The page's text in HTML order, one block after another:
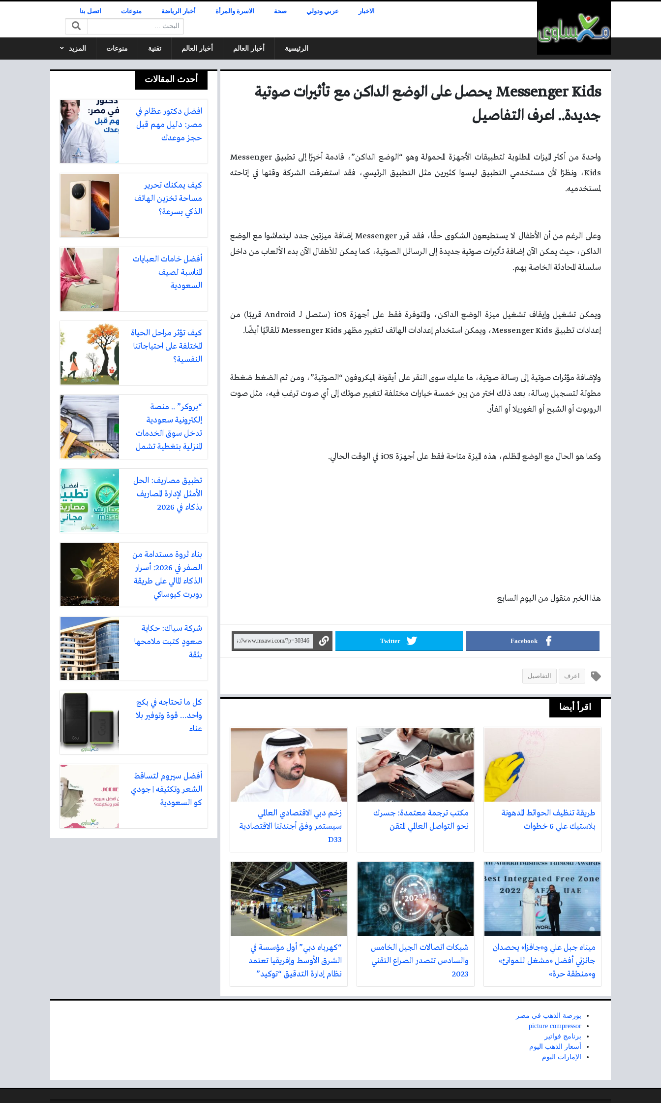
الاخبار عربي ودولي صحة الاسرة والمرأة أخبار الرياضة منوعات اتصل بنا
البحث:
الرئيسية أخبار العالم أخبار العالم تقنية منوعات المزيد
Messenger Kids يحصل على الوضع الداكن مع تأثيرات صوتية
جديدة.. اعرف التفاصيل
واحدة من أكثر الميزات المطلوبة لتطبيقات الأجهزة المحمولة وهو “الوضع الداكن”، قادمة أخيرًا إلى تطبيق Messenger
Kids، ونظرًا لأن مستخدمي التطبيق ليسوا كثيرين مثل التطبيق الرئيسي، فقد استغرقت الشركة وقتها في إتاحته
لمستخدميه.
وعلى الرغم من أن الأطفال لا يستطيعون الشكوى حقًا، فقد قرر Messenger إضافة ميزتين جدد ليتماشوا مع الوضع
الداكن، حيث يمكن الآن إضافة تأثيرات صوتية جديدة إلى الرسائل الصوتية، كما يمكن للأطفال الآن بدء الألعاب من داخل
سلسلة المحادثة الخاصة بهم.
ويمكن تشغيل وإيقاف تشغيل ميزة الوضع الداكن، والمتوفرة فقط على أجهزة iOS (ستصل لـ Android قريبًا) من
إعدادات تطبيق Messenger Kids، ويمكن استخدام إعدادات الهاتف لتغيير مظهر Messenger Kids تلقائيًا أيضًا.
ولإضافة مؤثرات صوتية إلى رسالة صوتية، ما عليك سوى النقر على أيقونة الميكروفون “الصوتية”، ومن ثم الضغط ضغطة
مطولة لتسجيل رسالة، بعد ذلك اختر من بين خمسة خيارات مختلفة لتغيير صوتك إلى أي صوت ترغب فيه، مثل صوت
الروبوت أو الشبح أو الغوريلا أو الفأر.
وكما هو الحال مع الوضع المظلم، هذه الميزة متاحة فقط على أجهزة iOS في الوقت الحالي.
هذا الخبر منقول من اليوم السابع
Facebook
Twitter
اعرف التفاصيل
اقرأ أيضا
طريقة تنظيف الحوائط المدهونة
بلاستيك علي 6 خطوات
مكتب ترجمة معتمدة: جسرك
نحو التواصل العالمي المتقن
زخم دبي الاقتصادي العالمي
سيستمر وفق أجندتنا الاقتصادية
D33
ميناء جبل علي و«جافزا» يحصدان
جائزتي أفضل «مشغل للموانئ»
و«منطقة حرة»
شبكات اتصالات الجيل الخامس
والسادس تتصدر الصراع التقني
2023
“كهرباء دبي” أول مؤسسة في
الشرق الأوسط وإفريقيا تعتمد
نظام إدارة التدقيق “توكيد”
أحدث المقالات
افضل دكتور عظام في
مصر: دليل مهم قبل
حجز موعدك
كيف يمكنك تحرير
مساحة تخزين الهاتف
الذكي بسرعة؟
أفضل خامات العبايات
المناسبة لصيف
السعودية
كيف تؤثر مراحل الحياة
المختلفة على احتياجاتنا
النفسية؟
“بروكر” .. منصة
إلكترونية سعودية
تدخل سوق الخدمات
المنزلية بتغطية تشمل
أكثر من ثلاثين مدينة
تطبيق مصاريف: الحل
الأمثل لإدارة المصاريف
بذكاء في 2026
بناء ثروة مستدامة من
الصفر في 2026: أسرار
الذكاء المالي على طريقة
روبرت كيوساكي
شركة سياك: حكاية
صعودٍ كتبت ملامحها
بثقة
كل ما تحتاجه في بكج
واحد… قوة وتوفير بلا
عناء
أفضل سيروم لتساقط
الشعر وتكثيفه | جودي
كو السعودية
بورصة الذهب في مصر
picture compressor
برنامج فواتير
أسعار الذهب اليوم
الإمارات اليوم